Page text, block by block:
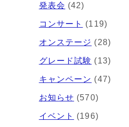
発表会 (42)
コンサート (119)
オンステージ (28)
グレード試験 (13)
キャンペーン (47)
お知らせ (570)
イベント (196)